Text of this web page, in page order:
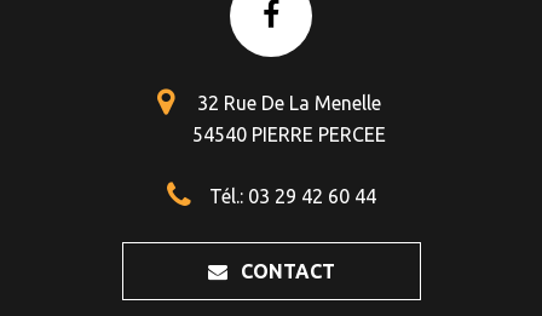
32 Rue De La Menelle
54540 PIERRE PERCEE
Tél.: 03 29 42 60 44
CONTACT